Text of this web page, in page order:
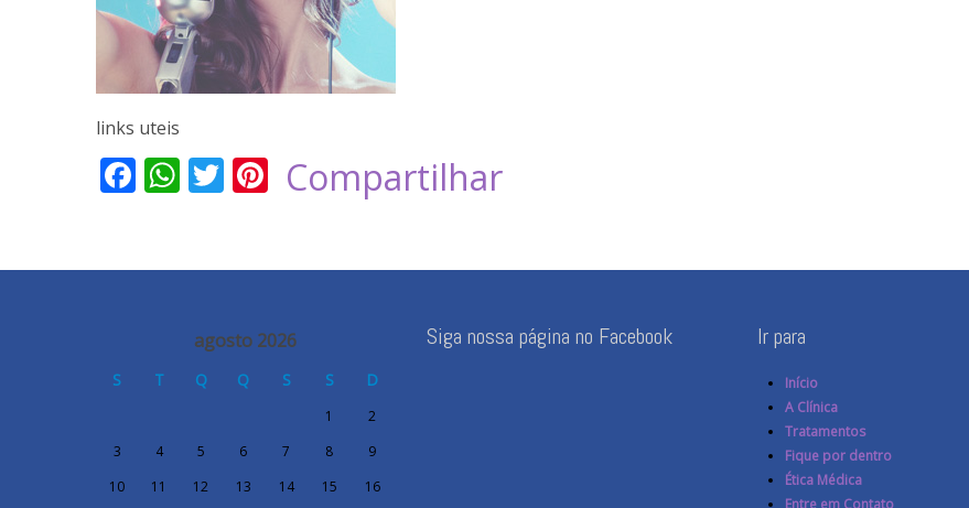
links uteis
Facebook
WhatsApp
TwitterPinterest
Compartilhar
agosto 2026
S T Q Q S S D
1
2
3
4 5 6 7 8
9
10
11 12 13 14 15
16
Siga nossa página no Facebook Ir para
Início
A Clínica
Tratamentos
Fique por dentro
Ética Médica
Entre em Contato